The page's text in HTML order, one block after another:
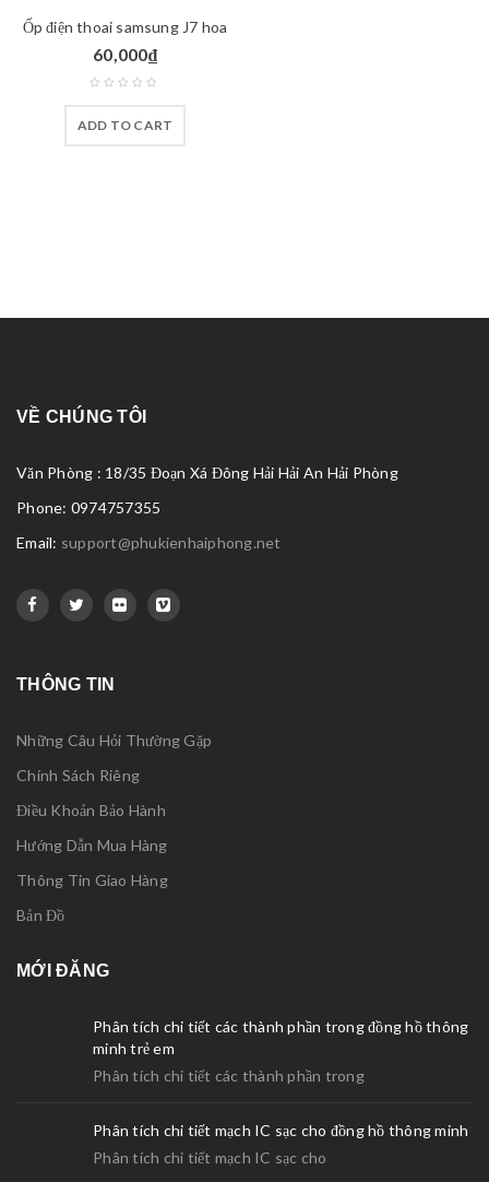
Ốp điện thoai samsung J7 hoa
60,000₫
ADD TO CART
VỀ CHÚNG TÔI
Văn Phòng : 18/35 Đoạn Xá Đông Hải Hải An Hải Phòng
Phone: 0974757355
Email: support@phukienhaiphong.net
THÔNG TIN
Những Câu Hỏi Thường Gặp
Chính Sách Riêng
Điều Khoản Bảo Hành
Hướng Dẫn Mua Hàng
Thông Tin Giao Hàng
Bản Đồ
MỚI ĐĂNG
Phân tích chi tiết các thành phần trong đồng hồ thông
minh trẻ em
Phân tích chi tiết các thành phần trong
Phân tích chi tiết mạch IC sạc cho đồng hồ thông minh
Phân tích chi tiết mạch IC sạc cho